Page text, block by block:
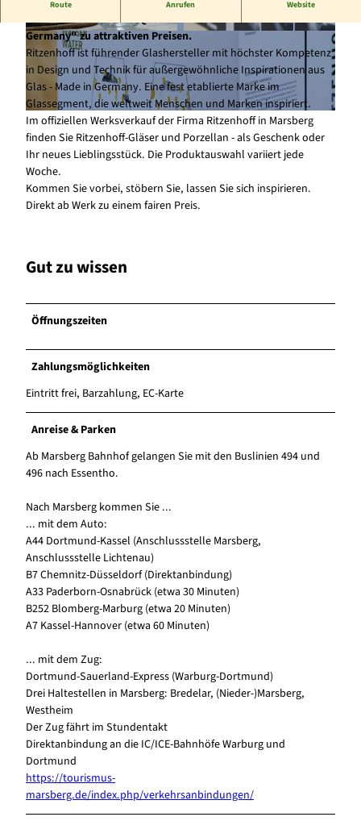
© Ritzenhoff Cristal GmbH |CC-BY-SA
© Ritzenhoff Cristal GmbH | CC-BY-SA © Ritzenhoff Cristal GmbH |
Route Anrufen Website
gewohnter Ritzenhoff-Qualität & Porzellan "Made in
Germany" zu attraktiven Preisen.
Ritzenhoff ist führender Glashersteller mit höchster Kompetenz
in Design und Technik für außergewöhnliche Inspirationen aus
Glas - Made in Germany. Eine fest etablierte Marke im
Glassegment, die weltweit Menschen und Marken inspiriert.
Im offiziellen Werksverkauf der Firma Ritzenhoff in Marsberg
finden Sie Ritzenhoff-Gläser und Porzellan - als Geschenk oder
Ihr neues Lieblingsstück. Die Produktauswahl variiert jede
Woche.
Kommen Sie vorbei, stöbern Sie, lassen Sie sich inspirieren.
Direkt ab Werk zu einem fairen Preis.
Gut zu wissen
Öffnungszeiten
Zahlungsmöglichkeiten
Eintritt frei, Barzahlung, EC-Karte
Anreise & Parken
Ab Marsberg Bahnhof gelangen Sie mit den Buslinien 494 und
496 nach Essentho.
Nach Marsberg kommen Sie ...
... mit dem Auto:
A44 Dortmund-Kassel (Anschlussstelle Marsberg,
Anschlussstelle Lichtenau)
B7 Chemnitz-Düsseldorf (Direktanbindung)
A33 Paderborn-Osnabrück (etwa 30 Minuten)
B252 Blomberg-Marburg (etwa 20 Minuten)
A7 Kassel-Hannover (etwa 60 Minuten)
... mit dem Zug:
Dortmund-Sauerland-Express (Warburg-Dortmund)
Drei Haltestellen in Marsberg: Bredelar, (Nieder-)Marsberg,
Westheim
Der Zug fährt im Stundentakt
Direktanbindung an die IC/ICE-Bahnhöfe Warburg und
Dortmund
https://tourismus-
marsberg.de/index.php/verkehrsanbindungen/